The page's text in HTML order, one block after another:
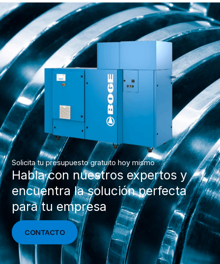
Solicita tu presupuesto gratuito hoy mismo
Habla con nuestros expertos y
encuentra la solución perfecta
para tu empresa
CONTACTO